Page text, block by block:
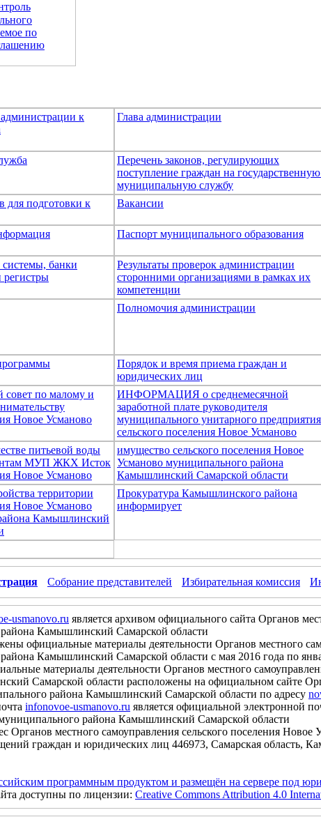
по
к
Глава администрации
Перечень законов, регулирующих
поступление граждан на
муниципальную службу
для подготовки к
Вакансии
Паспорт муниципального образования
банки
регистры
Результаты проверок администрации
сторонними организациями в рамках их
компетенции
Полномочия администрации
Порядок и время приема граждан и
юридических лиц
по малому и
Новое Усманово
ИНФОРМАЦИЯ о среднемесячной
заработной плате руководителя
муниципального унитарного предприятия
сельского поселения Новое Усманово
питьевой воды
МУП ЖКХ Исток
Новое Усманово
имущество сельского поселения Новое
Усманово муниципального района
Камышлинский Самарской области
территории
Новое Усманово
Камышлинский
Прокуратура Камышлинского района
информирует
Собрание представителей Избирательная комиссия
usmanovo.ru является архивом официального сайта Органов
Камышлинский Самарской области
официальные материалы деятельности Органов местного
Камышлинский Самарской области с мая 2016 года по
материалы деятельности Органов местного
Самарской области расположены на официальном сайте
района Камышлинский Самарской области по адресу
infonovoe-usmanovo.ru является официальной электронной
района Камышлинский Самарской области
местного самоуправления сельского поселения
граждан и юридических лиц 446973, Самарская область,
программным продуктом и размещён на сервере под
доступны по лицензии: Creative Commons Attribution 4.0